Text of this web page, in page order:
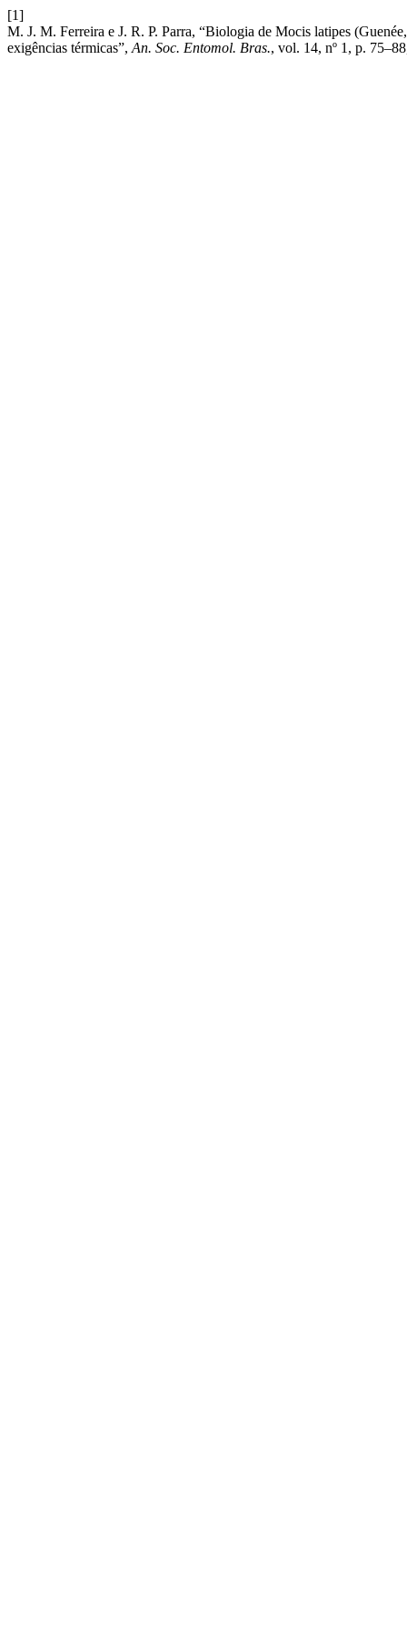
[1]
M. J. M. Ferreira e J. R. P. Parra, “Biologia de Mocis latipes
exigências térmicas”, An. Soc. Entomol. Bras., vol. 14, nº 1, p.